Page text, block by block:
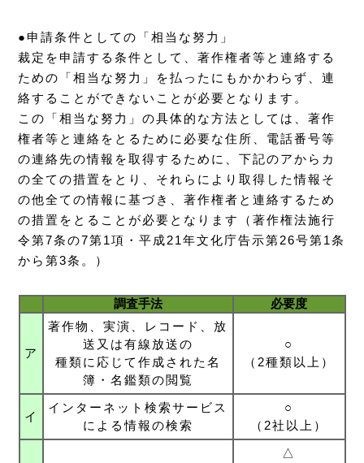
●申請条件としての「相当な努力」
裁定を申請する条件として、著作権者等と連絡する
ための「相当な努力」を払ったにもかかわらず、連
絡することができないことが必要となります。
この「相当な努力」の具体的な方法としては、著作
権者等と連絡をとるために必要な住所、電話番号等
の連絡先の情報を取得するために、下記のアからカ
の全ての措置をとり、それらにより取得した情報そ
の他全ての情報に基づき、著作権者と連絡するため
の措置をとることが必要となります（著作権法施行
令第7条の7第1項・平成21年文化庁告示第26号第1条
から第3条。）
調査手法 必要度
ア
著作物、実演、レコード、放
送又は有線放送の
種類に応じて作成された名
簿・名鑑類の閲覧
○
（2種類以上）
イ
インターネット検索サービス
による情報の検索
○
（2社以上）
△